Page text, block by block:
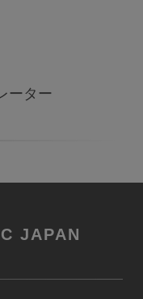
ーター
JAPAN